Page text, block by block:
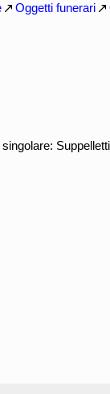
Oggetti funerari